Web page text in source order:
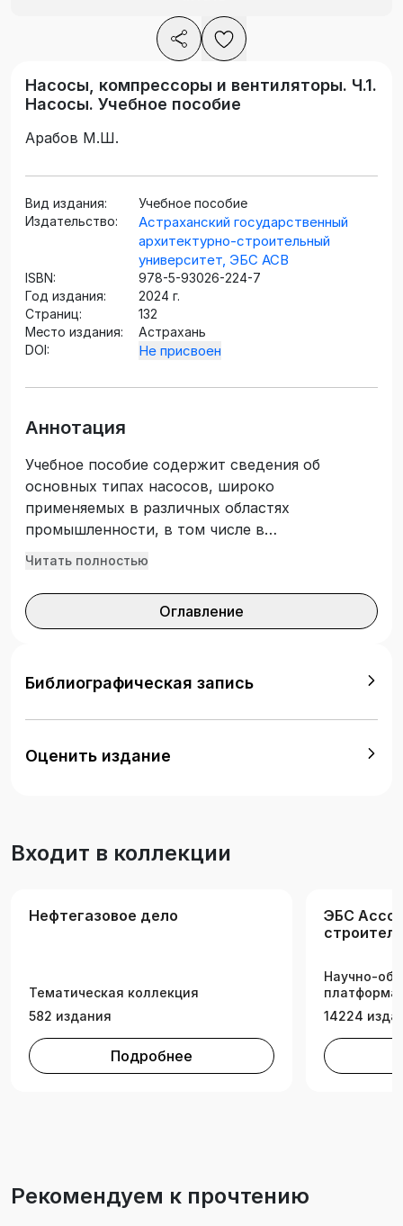
Насосы, компрессоры и вентиляторы. Ч.1.
Насосы. Учебное пособие
Арабов М.Ш.
Вид издания:
Учебное пособие
Издательство:
Астраханский государственный
архитектурно-строительный
университет, ЭБС АСВ
ISBN:
978-5-93026-224-7
Год издания:
2024 г.
Страниц:
132
Место издания:
Астрахань
DOI:
Не присвоен
Аннотация
Учебное пособие содержит сведения об
основных типах насосов, широко
применяемых в различных областях
промышленности, в том числе в
теплоэнергетике и нефтегазовой отрасли.
подробная информация об их конструктивных
особенностях и технологических параметрах.
применения. Данное учебное пособие будет
транспортом воды, нефти и различных
растворов, так и для работников
теплоэнергетики и нефтегазовой отрасли.
Читать полностью
Оглавление
Библиографическая запись
Оценить издание
Входит в коллекции
Нефтегазовое дело
Тематическая коллекция
582 издания
Подробнее
ЭБС
Научно-
платформа
14224
Рекомендуем к прочтению